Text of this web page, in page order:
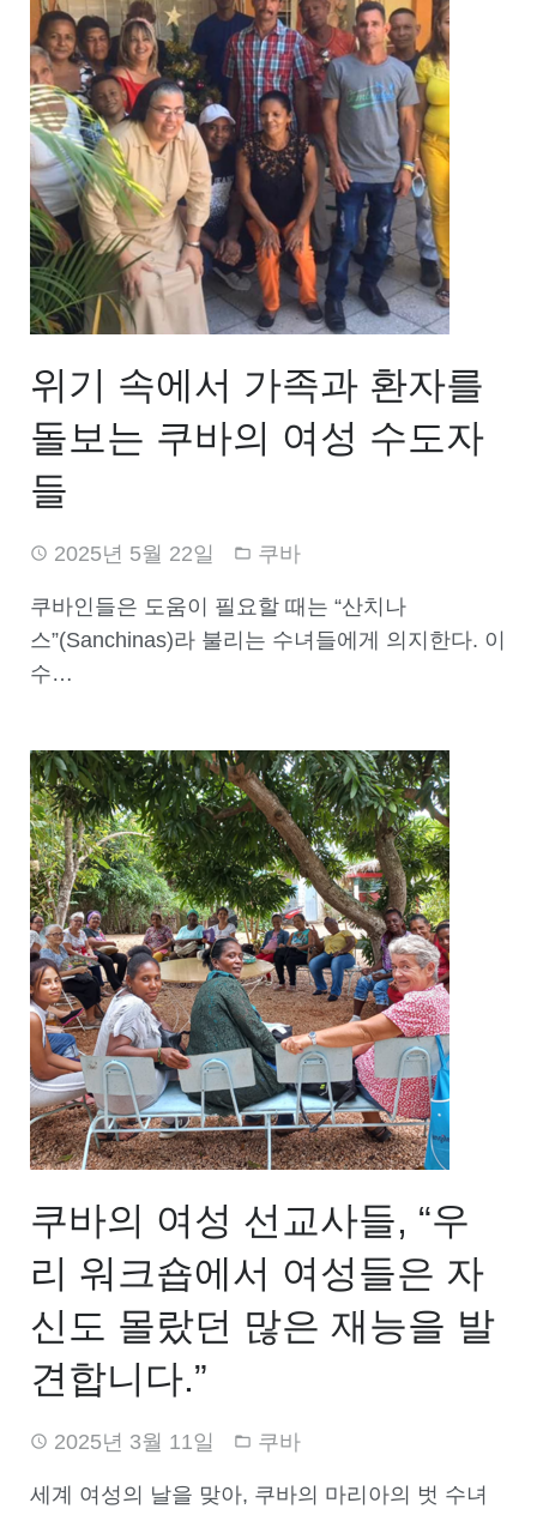
위기 속에서 가족과 환자를
돌보는 쿠바의 여성 수도자
들
2025년 5월 22일 쿠바
쿠바인들은 도움이 필요할 때는 “산치나
스”(Sanchinas)라 불리는 수녀들에게 의지한다. 이
수…
쿠바의 여성 선교사들, “우
리 워크숍에서 여성들은 자
신도 몰랐던 많은 재능을 발
견합니다.”
2025년 3월 11일 쿠바
세계 여성의 날을 맞아, 쿠바의 마리아의 벗 수녀